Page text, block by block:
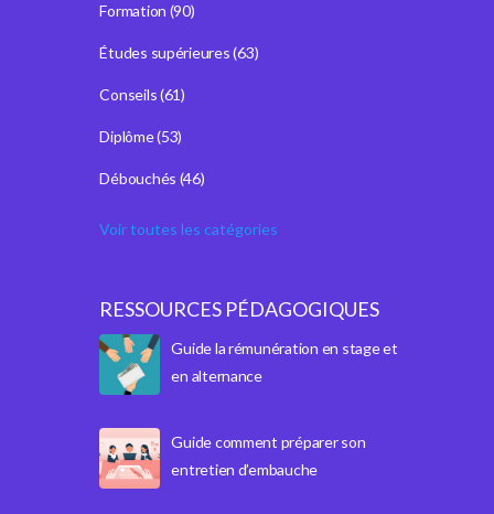
Formation (90)
Études supérieures(63)
Conseils(61)
Diplôme(53)
Débouchés (46)
Voir toutes les catégories
RESSOURCES PÉDAGOGIQUES
Guide la rémunération en stage et
en alternance
Guide comment préparer son
entretien d’embauche